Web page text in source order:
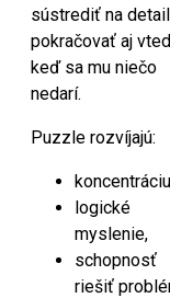
sústrediť na
pokračovať aj
keď sa mu niečo
nedarí.
Puzzle rozvíjajú:
logické
myslenie,
schopnosť
riešiť